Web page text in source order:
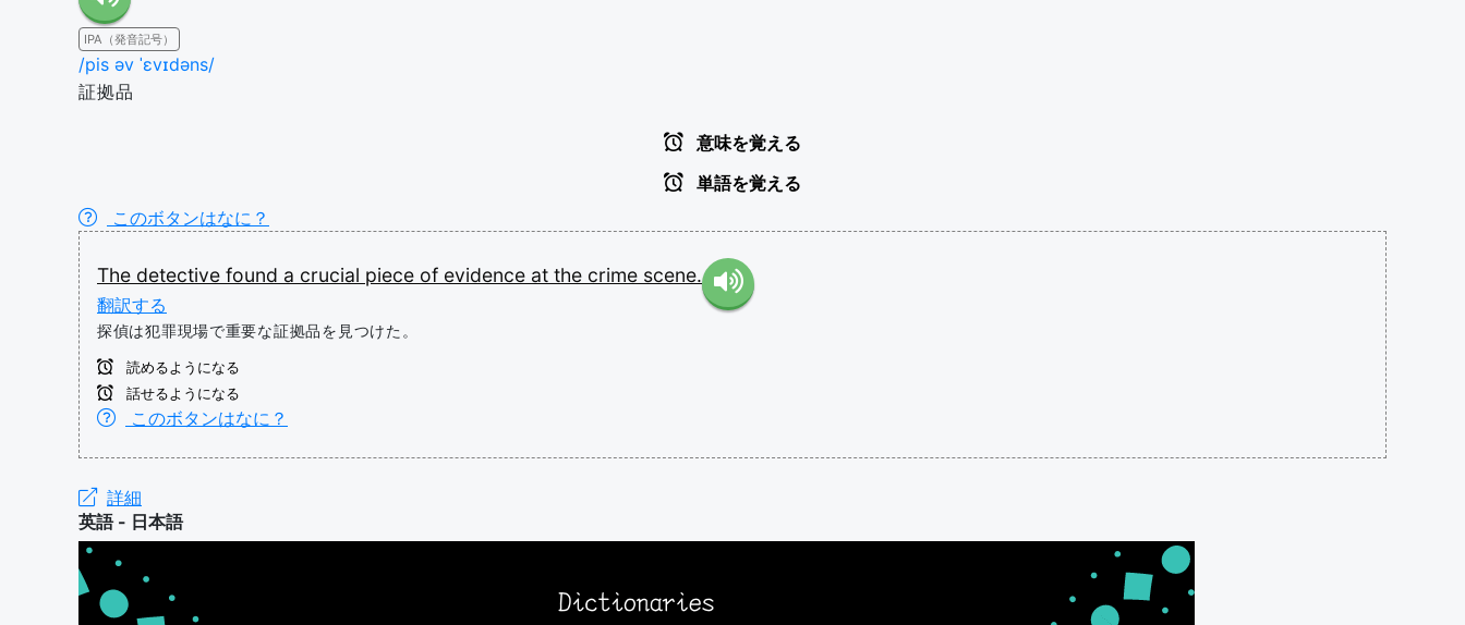
IPA（発音記号）
/pis əv ˈɛvɪdəns/
証拠品
意味を覚える
単語を覚える
このボタンはなに？
The detective found a crucial piece of evidence at the crime scene.
翻訳する
探偵は犯罪現場で重要な証拠品を見つけた。
読めるようになる
話せるようになる
このボタンはなに？
詳細
英語 - 日本語